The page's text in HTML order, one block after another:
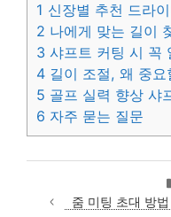
1 신장별 추천 드라
2 나에게 맞는 길이
3 샤프트 커팅 시 꼭
4 길이 조절, 왜 중요
5 골프 실력 향상 샤
6 자주 묻는 질문
줌 미팅 초대 방